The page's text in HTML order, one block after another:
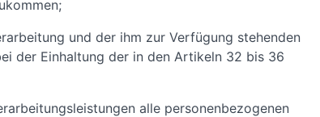
und der ihm zur Verfügung stehenden
der Einhaltung der in den Artikeln 32 bis 36
alle personenbezogenen